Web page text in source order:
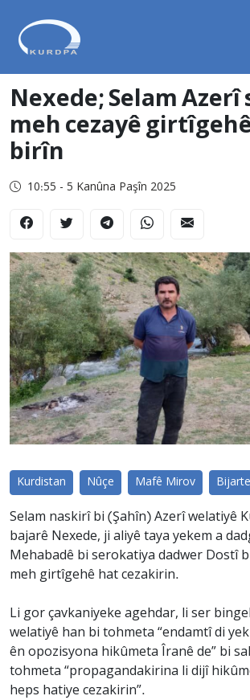
Nexede; Selam Azerî
meh cezayê
birîn
10:55 - 5 Kanûna Paşîn 2025
Kurdistan Nûçe Mafê Mirov Bijarte
Selam naskirî bi (Şahîn) Azerî welatiyê
bajarê Nexede, ji aliyê taya yekem a
Mehabadê bi serokatiya dadwer Dostî
meh girtîgehê hat cezakirin.
Li gor çavkaniyeke agehdar, li ser
welatiyê han bi tohmeta “endamtî di
ên opozisyona hikûmeta Îranê de” bi
tohmeta “propagandakirina li dijî
heps hatiye cezakirin”.